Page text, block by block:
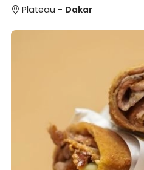
Plateau - Dakar